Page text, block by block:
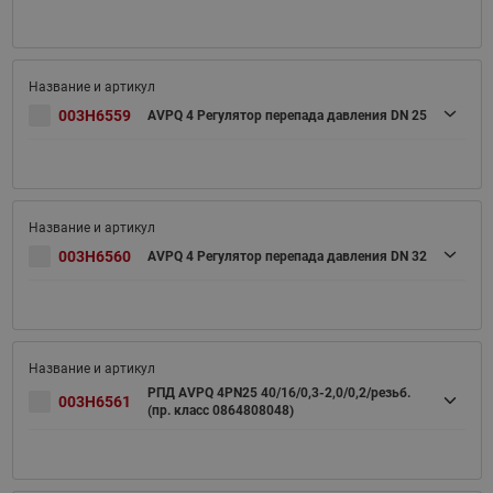
003H6559 AVPQ 4 Регулятор перепада давления DN 25
003H6560 AVPQ 4 Регулятор перепада давления DN 32
003H6561
РПД AVPQ 4PN25 40/16/0,3-2,0/0,2/резьб.
(пр. класс 0864808048)